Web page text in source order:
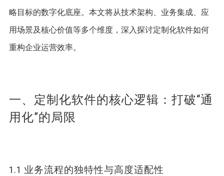
略目标的数字化底座。本文将从技术架构、业务集成、应
用场景及核心价值等多个维度，深入探讨定制化软件如何
重构企业运营效率。
一、定制化软件的核心逻辑：打破“通
用化”的局限
1.1 业务流程的独特性与高度适配性